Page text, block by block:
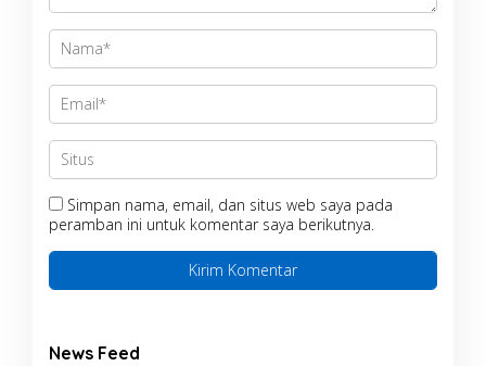
Simpan nama, email, dan situs web saya pada
peramban ini untuk komentar saya berikutnya.
News Feed